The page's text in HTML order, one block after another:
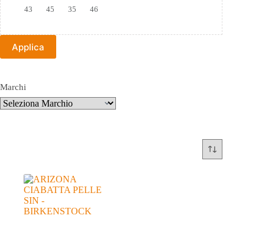
43
45 35 46
Applica
Marchi